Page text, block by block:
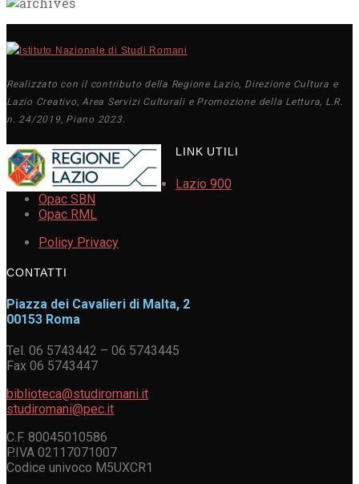
Realizzato con il contributo della Regione Lazio, Direzione Cultura e
Lazio Creativo, Area Servizi Culturali e Promozione della Lettura, L.R.
n. 24/2019, Piano 2023.
LINK UTILI
Lazio 900
Opac SBN
Opac RML
Policy Privacy
CONTATTI
Piazza dei Cavalieri di Malta, 2
00153 Roma
Tel. 06 5743442 – 06 5743445
Fax 06 5743447
biblioteca@studiromani.it
studiromani@pec.it
C.F. 80045010586
P.IVA 02117071007
Codice univoco M5UXCR1